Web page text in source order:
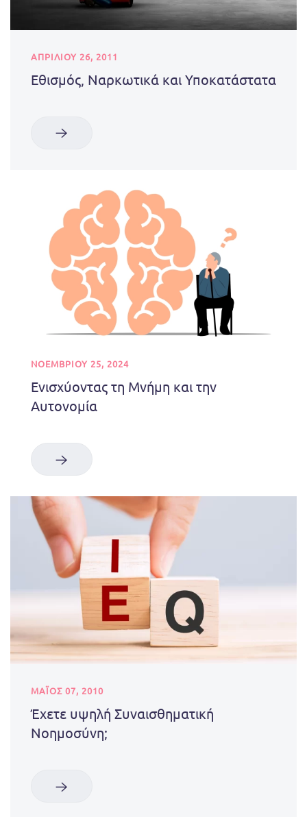
ΑΠΡΙΛΊΟΥ 26, 2011
Εθισμός, Ναρκωτικά και Υποκατάστατα
ΝΟΕΜΒΡΊΟΥ 25, 2024
Ενισχύοντας τη Μνήμη και την
Αυτονομία
ΜΑΪΟΣ 07, 2010
Έχετε υψηλή Συναισθηματική
Νοημοσύνη;